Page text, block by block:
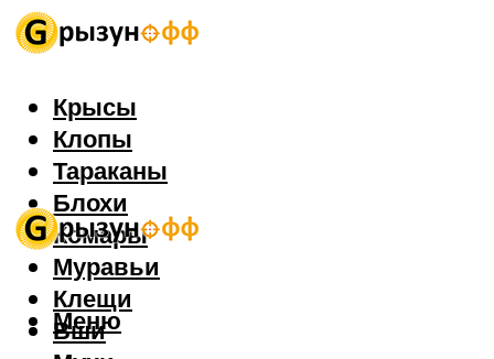
Крысы
Клопы
Тараканы
Блохи
Комары
Муравьи
Клещи
Вши
Меню